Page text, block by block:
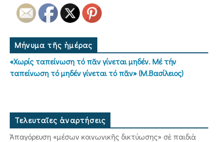
Μήνυμα τῆς ἡμέρας
«Χωρίς ταπείνωση τό πᾶν γίνεται μηδέν. Μέ τήν
ταπείνωση τό μηδέν γίνεται τό πᾶν» (Μ.Βασίλειος)
Τελευταῖες ἀναρτήσεις
Ἀπαγόρευση «μέσων κοινωνικῆς δικτύωσης» σὲ παιδιὰ